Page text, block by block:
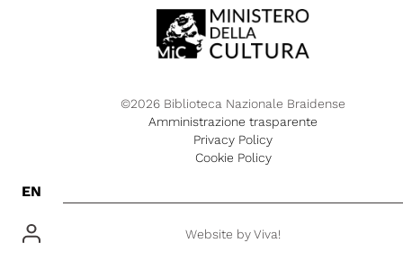
EN
©2026 Biblioteca Nazionale Braidense
Amministrazione trasparente
Privacy Policy
Cookie Policy
Website byViva!